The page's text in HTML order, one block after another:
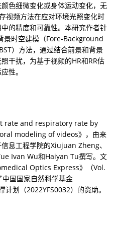
色细微变化或身体运动变化，无
视频方法在应对环境光照变化时
的精度和可靠性。本研究作者针
景时空建模（Fore-Background
）方法，通过结合前景和背景
干扰，为基于视频的HR和RR估
性。
rate and respiratory rate by
modeling of videos》，由来
息工程学院的Xiujuan Zheng、
Ivan Wu和Haiyan Tu撰写。文
Optics Express》（Vol.
国国家自然科学基金
计划（2022YFS0032）的资助。